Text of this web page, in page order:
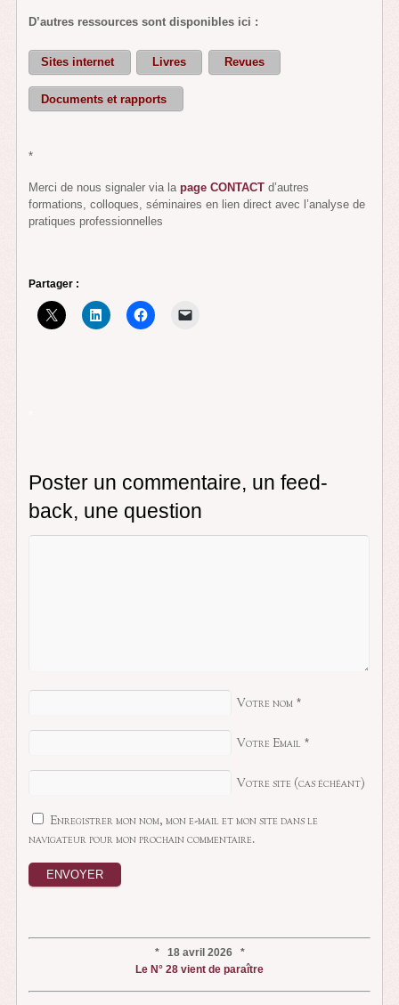
D’autres ressources sont disponibles ici :
Sites internet Livres Revues
Documents et rapports
*
Merci de nous signaler via lapage CONTACT d’autres
formations, colloques, séminaires en lien direct avec l’analyse de
pratiques professionnelles
Partager :
Poster un commentaire, un feed-
back, une question
Votre nom *
Votre Email *
Votre site (cas échéant)
Enregistrer mon nom, mon e-mail et mon site dans le
navigateur pour mon prochain commentaire.
* 18 avril 2026 *
Le N° 28 vient de paraître